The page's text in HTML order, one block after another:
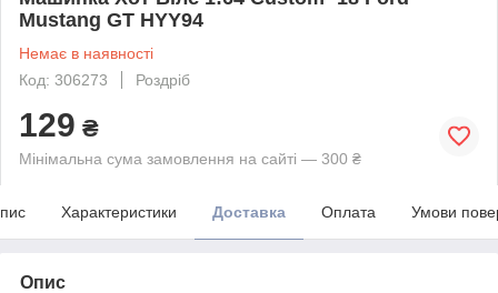
Mustang GT HYY94
Немає в наявності
Код: 306273
Роздріб
129 ₴
Мінімальна сума замовлення на сайті — 300 ₴
Характеристики Доставка Оплата Умови
Опис